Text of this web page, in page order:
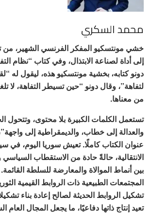
محمد السكري
خشي مونتسكيو المفكر الفرنسي الشهير، من
إلى أداة لصناعة الابتذال، وفي كتاب “نظام
دونو كتابه، بخشية مونتسكيو هذه، ليقول له
لتفاهة”، وقال دونو “حين تسيطر التفاهة، لا
من معناها.
تستعمل الكلمات الكبيرة بلا محتوى، وتتحول
والعدالة إلى خطاب، والديمقراطية إلى
عنوان الكتاب كاملًا. تعيش سوريا اليوم، في
الانتقالية، حالةً حادة من الاستقطاب السياسي
بين أنماط الموالاة والمعارضة للسلطة القائمة.
المجتمعات الطبيعية ذات الروابط القيمية
تشكيل الروابط الحديثة لصالح إعادة بناء
تعيد إنتاج ذاتها دفاعيًا، ما يجعل المجال